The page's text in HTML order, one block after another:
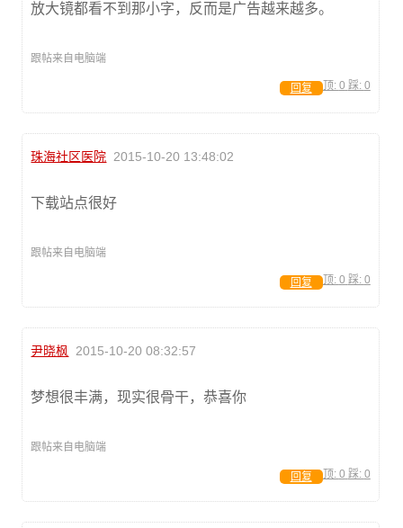
放大镜都看不到那小字，反而是广告越来越多。
跟帖来自电脑端
顶: 0 踩: 0
回复
珠海社区医院 2015-10-20 13:48:02
下载站点很好
跟帖来自电脑端
顶: 0 踩: 0
回复
尹晓枫 2015-10-20 08:32:57
梦想很丰满，现实很骨干，恭喜你
跟帖来自电脑端
顶: 0 踩: 0
回复